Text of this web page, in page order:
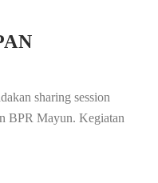
sharing session
BPR Mayun. Kegiatan